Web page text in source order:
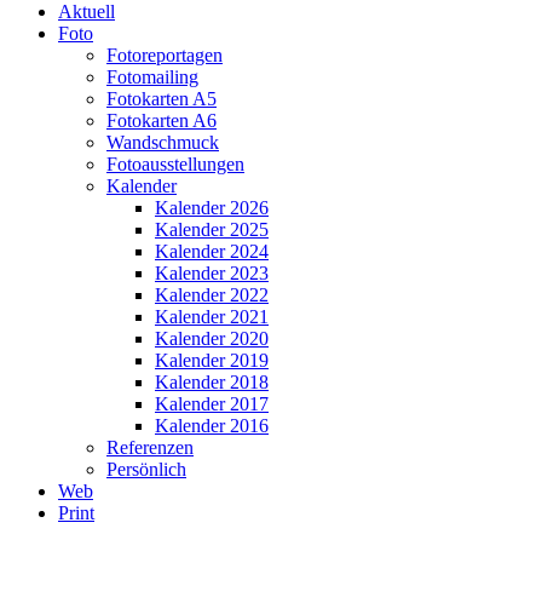
Aktuell
Foto
Fotoreportagen
Fotomailing
Fotokarten A5
Fotokarten A6
Wandschmuck
Fotoausstellungen
Kalender
Kalender 2026
Kalender 2025
Kalender 2024
Kalender 2023
Kalender 2022
Kalender 2021
Kalender 2020
Kalender 2019
Kalender 2018
Kalender 2017
Kalender 2016
Referenzen
Persönlich
Web
Print